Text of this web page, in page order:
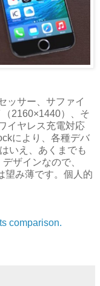
ッサー、サファイ
2160×1440）、そ
イヤレス充電対応
により、各種デバ
いえ、あくまでも
ザインなので、
望み薄です。個人的
comparison.